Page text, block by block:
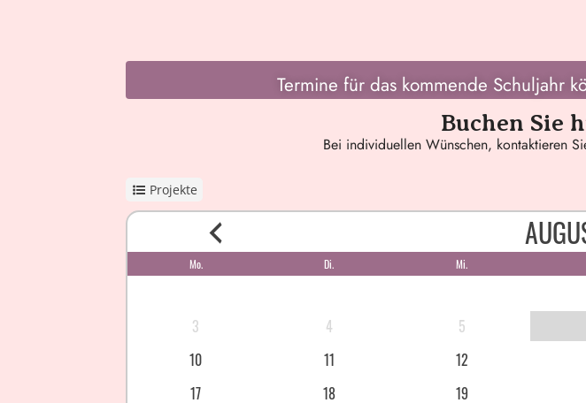
Termine für das kommende Schuljahr
Buchen Sie
Bei individuellen Wünschen, kontaktieren
Projekte
Mo. Di. Mi.
3
4 5
10
11 12
17
18 19